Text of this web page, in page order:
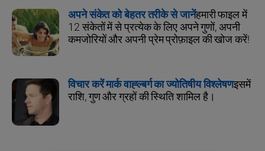
अपने संकेत को बेहतर तरीके से जानेंहमारी फाइल में
12 संकेतों में से प्रत्येक के लिए अपने गुणों, अपनी
कमजोरियों और अपनी प्रेम प्रोफ़ाइल की खोज करें!
विचार करें मार्क वाह्ल्बर्ग का ज्योतिषीय विश्लेषणइसमें
राशि, गुण और ग्रहों की स्थिति शामिल है।